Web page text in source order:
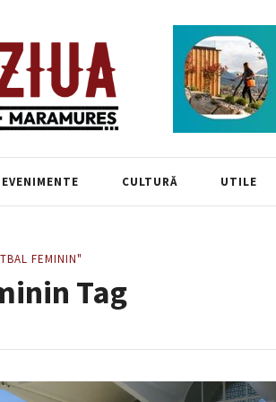
EVENIMENTE CULTURĂ UTILE
FEMININ"
Tag